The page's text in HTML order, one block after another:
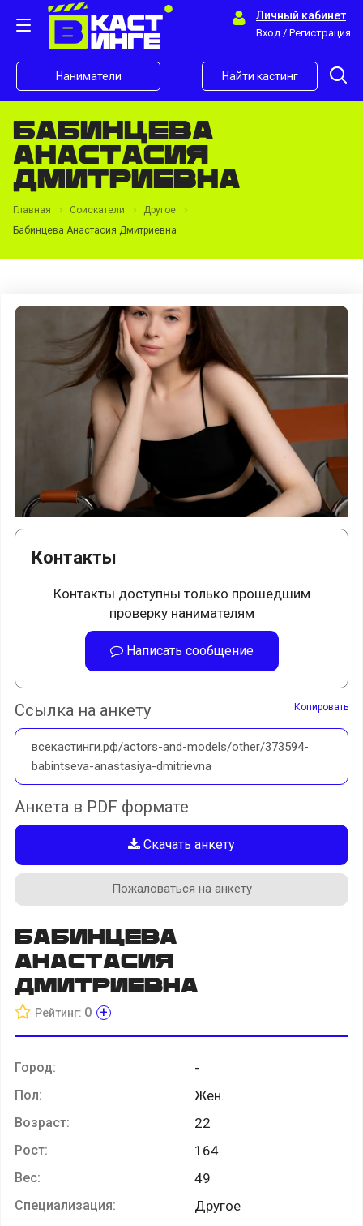
Личный кабинет
Вход / Регистрация
Наниматели Найти кастинг
Бабинцева
Анастасия
Дмитриевна
Главная Соискатели
Другое
Бабинцева Анастасия Дмитриевна
Контакты
Контакты доступны только прошедшим
проверку нанимателям
Написать сообщение
Ссылка на анкету Копировать
всекастинги.рф/actors-and-models/other/373594-
babintseva-anastasiya-dmitrievna
Анкета в PDF формате
Скачать анкету
Пожаловаться на анкету
Бабинцева
Анастасия
Дмитриевна
Рейтинг: 0 +
Город: -
Пол: Жен.
Возраст: 22
Рост: 164
Вес: 49
Специализация: Другое